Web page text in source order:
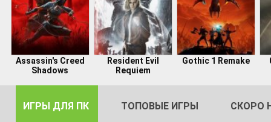
Assassin's Creed
Shadows
Resident Evil
Requiem
Gothic 1 Remake
ИГРЫ ДЛЯ ПК ТОПОВЫЕ ИГРЫ СКОРО